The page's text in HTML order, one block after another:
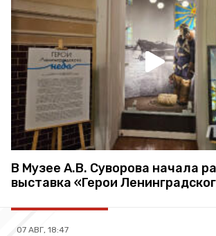
В Музее А.В. Суворова начала
выставка «Герои
07 АВГ, 18:47